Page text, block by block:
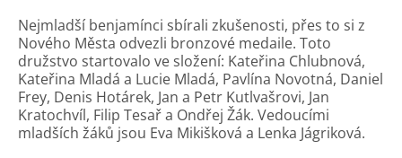
Nejmladší benjamínci sbírali zkušenosti, přes to si z
Nového Města odvezli bronzové medaile. Toto
družstvo startovalo ve složení: Kateřina Chlubnová,
Kateřina Mladá a Lucie Mladá, Pavlína Novotná, Daniel
Frey, Denis Hotárek, Jan a Petr Kutlvašrovi, Jan
Kratochvíl, Filip Tesař a Ondřej Žák. Vedoucími
mladších žáků jsou Eva Mikišková a Lenka Jágriková.